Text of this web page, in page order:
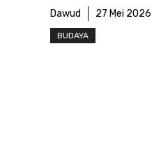
Dawud 27 Mei 2026
BUDAYA